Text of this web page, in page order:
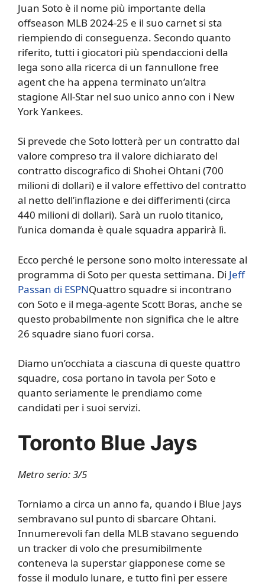
Juan Soto è il nome più importante della
offseason MLB 2024-25 e il suo carnet si sta
riempiendo di conseguenza. Secondo quanto
riferito, tutti i giocatori più spendaccioni della
lega sono alla ricerca di un fannullone free
agent che ha appena terminato un’altra
stagione All-Star nel suo unico anno con i New
York Yankees.
Si prevede che Soto lotterà per un contratto dal
valore compreso tra il valore dichiarato del
contratto discografico di Shohei Ohtani (700
milioni di dollari) e il valore effettivo del contratto
al netto dell’inflazione e dei differimenti (circa
440 milioni di dollari). Sarà un ruolo titanico,
l’unica domanda è quale squadra apparirà lì.
Ecco perché le persone sono molto interessate al
programma di Soto per questa settimana. Di Jeff
Passan di ESPNQuattro squadre si incontrano
con Soto e il mega-agente Scott Boras, anche se
questo probabilmente non significa che le altre
26 squadre siano fuori corsa.
Diamo un’occhiata a ciascuna di queste quattro
squadre, cosa portano in tavola per Soto e
quanto seriamente le prendiamo come
candidati per i suoi servizi.
Toronto Blue Jays
Metro serio: 3/5
Torniamo a circa un anno fa, quando i Blue Jays
sembravano sul punto di sbarcare Ohtani.
Innumerevoli fan della MLB stavano seguendo
un tracker di volo che presumibilmente
conteneva la superstar giapponese come se
fosse il modulo lunare, e tutto finì per essere